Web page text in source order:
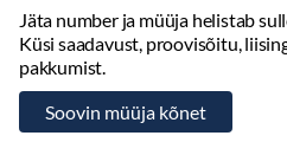
Jäta number ja müüja helistab
Küsi saadavust, proovisõitu,
pakkumist.